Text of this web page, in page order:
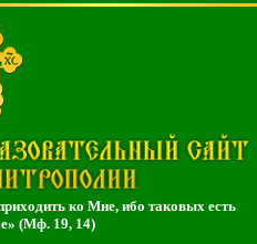
ко Мне, ибо таковых есть
(Мф. 19, 14)